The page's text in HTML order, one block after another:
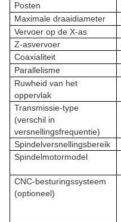
Posten
Maximale draaidiameter
Vervoer op de X-as
Z-asvervoer
Coaxialiteit
Parallelisme
Ruwheid van het
oppervlak
Transmissie-type
(verschil in
versnellingsfrequentie)
Spindelversnellingsbereik
Spindelmotormodel
CNC-besturingssysteem
(optioneel)